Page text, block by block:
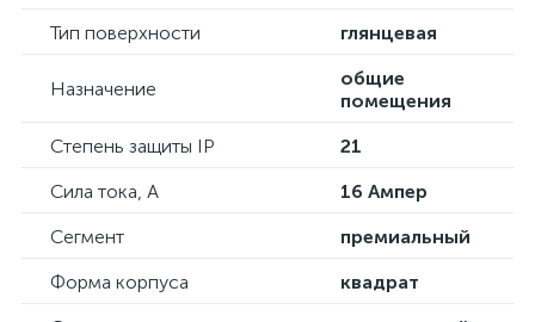
Тип поверхности
глянцевая
Назначение
общие
помещения
Степень защиты IP
21
Сила тока, А
16 Ампер
Сегмент
премиальный
Форма корпуса
квадрат